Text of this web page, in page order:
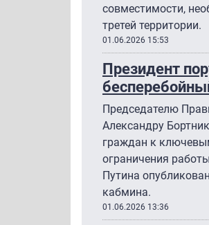
совместимости,
третей территории.
01.06.2026 15:53
Президент
Председателю
Александру
граждан к
ограничения
Путина
кабмина.
01.06.2026 13:36